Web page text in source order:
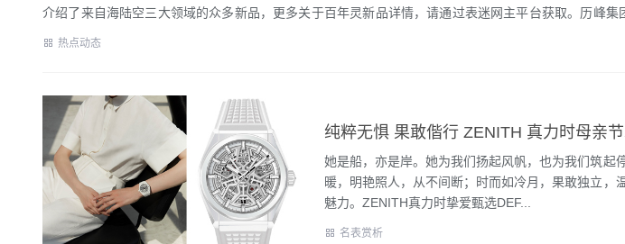
介绍了来自海陆空三大领域的众多新品，更多关于百年灵新品详情，请通过表迷网主平台获取。历峰集
热点动态
纯粹无惧 果敢偕行 ZENITH 真力时母亲
她是船，亦是岸。她为我们扬起风帆，也为我们筑起
暖，明艳照人，从不间断；时而如冷月，果敢独立，
魅力。ZENITH真力时挚爱甄选DEF...
名表赏析